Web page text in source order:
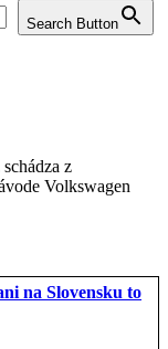
Search Button
z
Volkswagen